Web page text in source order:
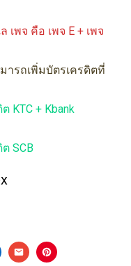
พจ คือ เพจ E + เพจ
รถเพิ่มบัตรเครดิตที่
KTC + Kbank
SCB